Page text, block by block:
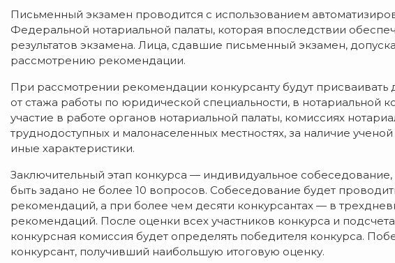
Письменный экзамен проводится с использованием
Федеральной нотариальной палаты, которая впоследствии
результатов экзамена. Лица, сдавшие письменный экзамен,
рассмотрению рекомендации.
При рассмотрении рекомендации конкурсанту будут присваивать
от стажа работы по юридической специальности, в нотариальной
участие в работе органов нотариальной палаты, комиссиях
труднодоступных и малонаселенных местностях, за наличие
иные характеристики.
Заключительный этап конкурса — индивидуальное
быть задано не более 10 вопросов. Собеседование будет
рекомендаций, а при более чем десяти конкурсантах — в
рекомендаций. После оценки всех участников конкурса и
конкурсная комиссия будет определять победителя конкурса.
конкурсант, получивший наибольшую итоговую оценку.